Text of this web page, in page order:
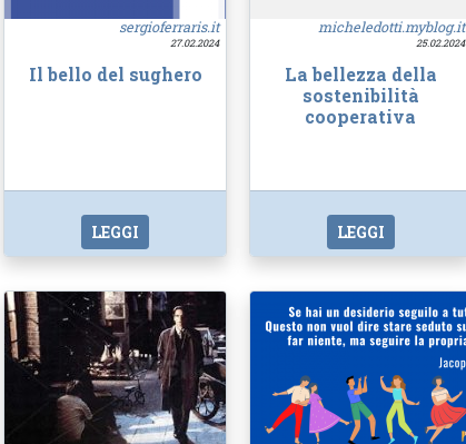
sergioferraris.it
27.02.2024
Il bello del sughero
LEGGI
micheledotti.myblog.it
25.02.2024
La bellezza della
sostenibilità
cooperativa
LEGGI